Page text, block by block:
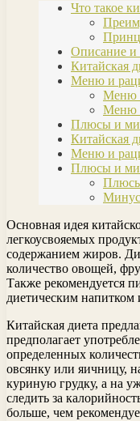
Что такое
Описание
Китайская
Меню и
Меню
Меню
Плюсы и
Китайская
Меню и
Плюсы и
Основная идея
легкоусвояемых
содержанием жиров.
количество овощей,
Также рекомендуется
диетическим напитком
Китайская диета
предполагает
определенных
овсянку или яичницу,
куриную грудку, а на
следить за
больше, чем